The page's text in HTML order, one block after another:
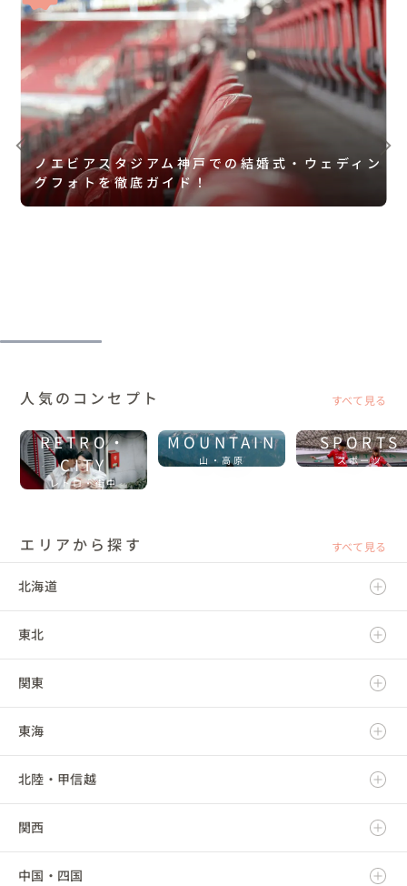
ノエビアスタジアム神戸での結婚式・ウェディン
グフォトを徹底ガイド！
人気のコンセプト すべて見る
RETRO・
CITY
レトロ・街中
MOUNTAIN
山・高原
SPORTS
スポーツ
エリアから探す すべて見る
北海道
北海道
東北
青森県
岩手県
宮城県
秋田県
山形県
関東
茨城県
栃木県
群馬県
埼玉県
東海
岐阜県
静岡県
愛知県
北陸・甲信越
新潟県
富山県
関西
滋賀県
中国・四国